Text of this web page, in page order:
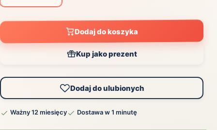
Dodaj do koszyka
Kup jako prezent
Dodaj do ulubionych
Ważny 12 miesięcy Dostawa w 1 minutę